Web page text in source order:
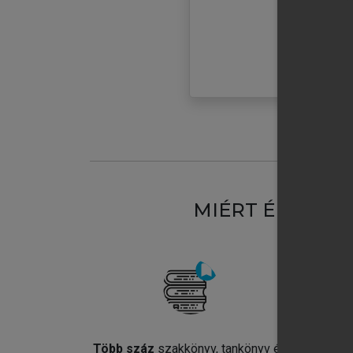
MIÉRT
Több száz szakkönyv, tankönyv és